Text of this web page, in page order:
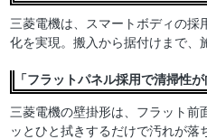
三菱電機は、スマートボディの採
化を実現。搬入から据付けまで、
「フラットパネル採用で清掃性が
三菱電機の壁掛形は、フラット前
ッとひと拭きするだけで汚れが落